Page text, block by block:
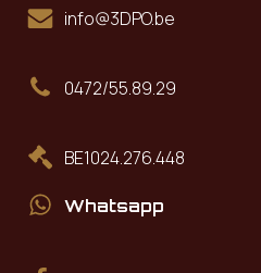
info@3DPO.be
0472/55.89.29
BE1024.276.448
Whatsapp